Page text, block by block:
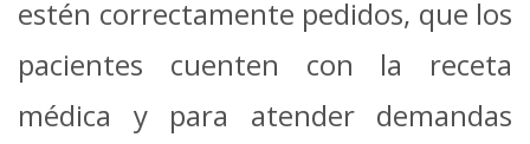
estén correctamente pedidos, que los
pacientes cuenten con la receta
médica y para atender demandas